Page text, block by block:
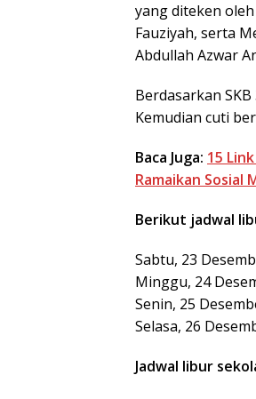
yang diteken
Fauziyah, serta
Abdullah Azwar
Berdasarkan
Kemudian cuti
Baca Juga: 15
Ramaikan Sosial
Berikut jadwal
Sabtu, 23
Minggu, 24
Senin, 25
Selasa, 26
Jadwal libur